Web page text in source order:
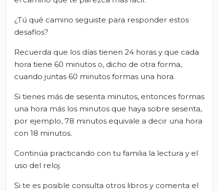
¿Tú qué camino seguiste para responder estos
desafíos?
Recuerda que los días tienen 24 horas y que cada
hora tiene 60 minutos o, dicho de otra forma,
cuando juntas 60 minutos formas una hora.
Si tienes más de sesenta minutos, entonces formas
una hora más los minutos que haya sobre sesenta,
por ejemplo, 78 minutos equivale a decir una hora
con 18 minutos.
Continúa practicando con tu familia la lectura y el
uso del reloj.
Si te es posible consulta otros libros y comenta el